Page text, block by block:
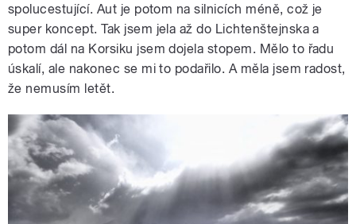
spolucestující. Aut je potom na silnicích méně, což je
super koncept. Tak jsem jela až do Lichtenštejnska a
potom dál na Korsiku jsem dojela stopem. Mělo to řadu
úskalí, ale nakonec se mi to podařilo. A měla jsem radost,
že nemusím letět.